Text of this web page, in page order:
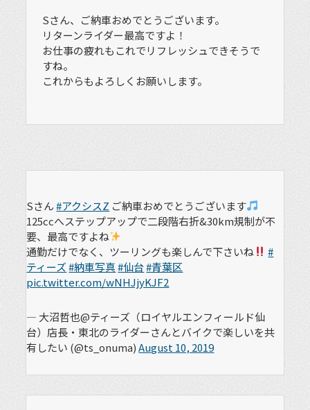
Sさん、ご納車おめでとうございます。
リターンライダー最高ですよ！
お仕事の疲れもこれでリフレッシュできそうで
すね。
これからもよろしくお願いします。
Sさん#アクシスZ ご納車おめでとうございます
125ccへステップアップで二段階右折&30km規制が不
要、最高ですよね
通勤だけでなく、ツーリングも楽しんで下さいね
#
ティーズ#納車写真#仙台#青葉区
pic.twitter.com/wNHJjyKJF2
— 大沼哲也@ティーズ（ロイヤルエンフィールド仙
台）店長・東北のライダーさんとバイクで楽しいを共
有したい (@ts_onuma)August 10, 2019